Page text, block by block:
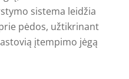
sistema leidžia
pėdos, užtikrinant
įtempimo jėgą